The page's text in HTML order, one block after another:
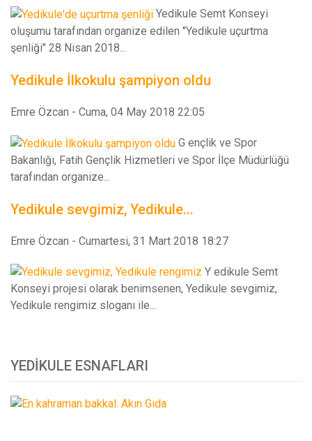
Yedikule Semt Konseyi
oluşumu tarafından organize edilen "Yedikule uçurtma
şenliği" 28 Nisan 2018...
Yedikule İlkokulu şampiyon oldu
Emre Özcan - Cuma, 04 May 2018 22:05
G ençlik ve Spor
Bakanlığı, Fatih Gençlik Hizmetleri ve Spor İlçe Müdürlüğü
tarafından organize...
Yedikule sevgimiz, Yedikule...
Emre Özcan - Cumartesi, 31 Mart 2018 18:27
Y edikule Semt
Konseyi projesi olarak benimsenen, Yedikule sevgimiz,
Yedikule rengimiz sloganı ile...
YEDIKULE ESNAFLARI